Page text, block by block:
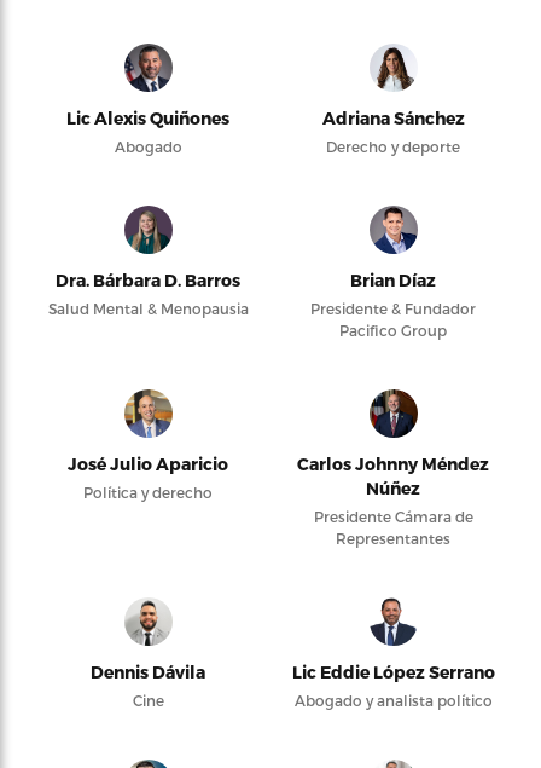
Lic Alexis Quiñones
Abogado
Adriana Sánchez
Derecho y deporte
Dra. Bárbara D. Barros
Salud Mental & Menopausia
Brian Díaz
Presidente & Fundador
Pacifico Group
José Julio Aparicio
Política y derecho
Carlos Johnny Méndez
Núñez
Presidente Cámara de
Representantes
Dennis Dávila
Cine
Lic Eddie López Serrano
Abogado y analista político